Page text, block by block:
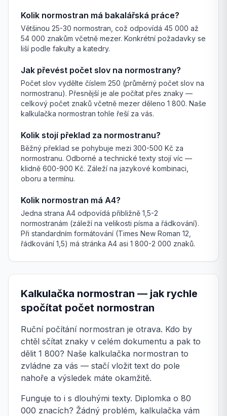
Kolik normostran má bakalářská práce?
Většinou 25-30 normostran, což odpovídá 45 000 až
54 000 znakům včetně mezer. Konkrétní požadavky se
liší podle fakulty a katedry.
Jak převést počet slov na normostrany?
Počet slov vydělte číslem 250 (průměrný počet slov na
normostranu). Přesnější je ale počítat přes znaky —
celkový počet znaků včetně mezer děleno 1 800. Naše
kalkulačka normostran tohle řeší za vás.
Kolik stojí překlad za normostranu?
Běžný překlad se pohybuje mezi 300-500 Kč za
normostranu. Odborné a technické texty stojí víc —
klidně 600-900 Kč. Záleží na jazykové kombinaci,
oboru a termínu.
Kolik normostran má A4?
Jedna strana A4 odpovídá přibližně 1,5-2
normostranám (záleží na velikosti písma a řádkování).
Při standardním formátování (Times New Roman 12,
řádkování 1,5) má stránka A4 asi 1 800-2 000 znaků.
Kalkulačka normostran — jak rychle
spočítat počet normostran
Ruční počítání normostran je otrava. Kdo by
chtěl sčítat znaky v celém dokumentu a pak to
dělit 1 800? Naše kalkulačka normostran to
zvládne za vás — stačí vložit text do pole
nahoře a výsledek máte okamžitě.
Funguje to i s dlouhými texty. Diplomka o 80
000 znacích? Žádný problém, kalkulačka vám